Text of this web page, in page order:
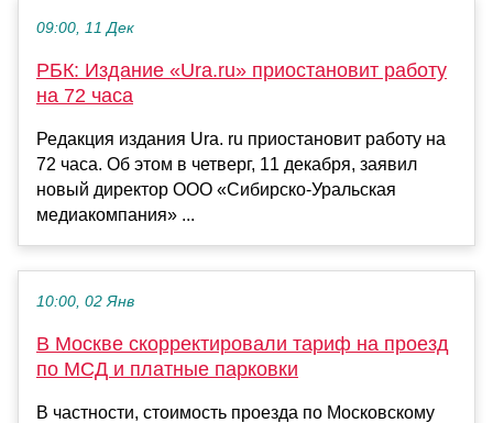
09:00, 11 Дек
РБК: Издание «Ura.ru» приостановит работу
на 72 часа
Редакция издания Ura. ru приостановит работу на
72 часа. Об этом в четверг, 11 декабря, заявил
новый директор ООО «Сибирско-Уральская
медиакомпания» ...
10:00, 02 Янв
В Москве скорректировали тариф на проезд
по МСД и платные парковки
В частности, стоимость проезда по Московскому